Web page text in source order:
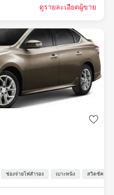
ดูรายละเอียดผู้ขาย
ช่องจ่ายไฟสำรอง เบาะหนัง สวิตช์ควบคุ